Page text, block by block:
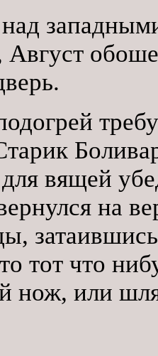
Август
вящей
на
тот что
нож, или